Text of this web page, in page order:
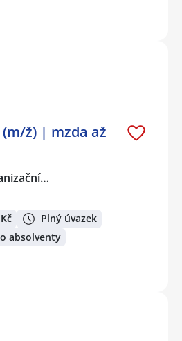
ž) | mzda až
Plný úvazek
absolventy